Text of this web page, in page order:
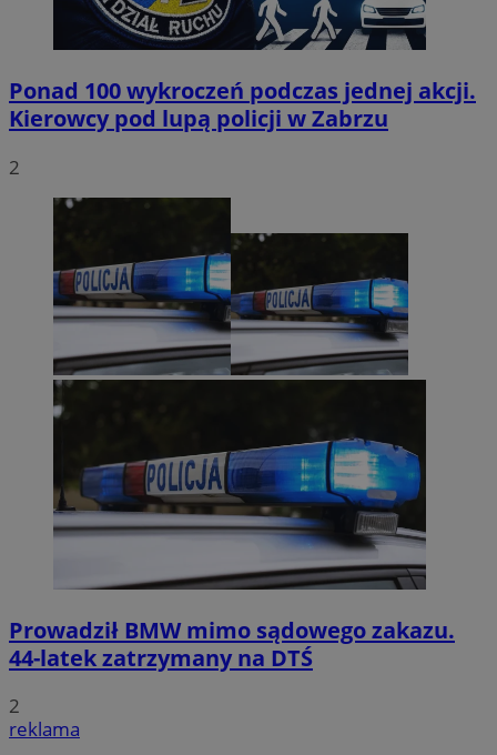
Ponad 100 wykroczeń podczas jednej akcji.
Kierowcy pod lupą policji w Zabrzu
2
Prowadził BMW mimo sądowego zakazu.
44-latek zatrzymany na DTŚ
2
reklama